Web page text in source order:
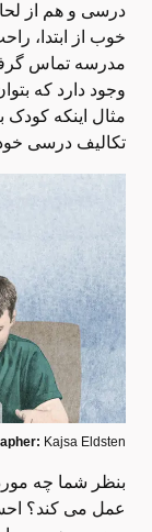
درسی و هم از
خوب از ابتدا،
مدرسه تماس
وجود دارد که
مثال اینکه کودک
تکالیف درسی خود
Kajsa Eldsten
بنظر شما چه
عمل می کند؟